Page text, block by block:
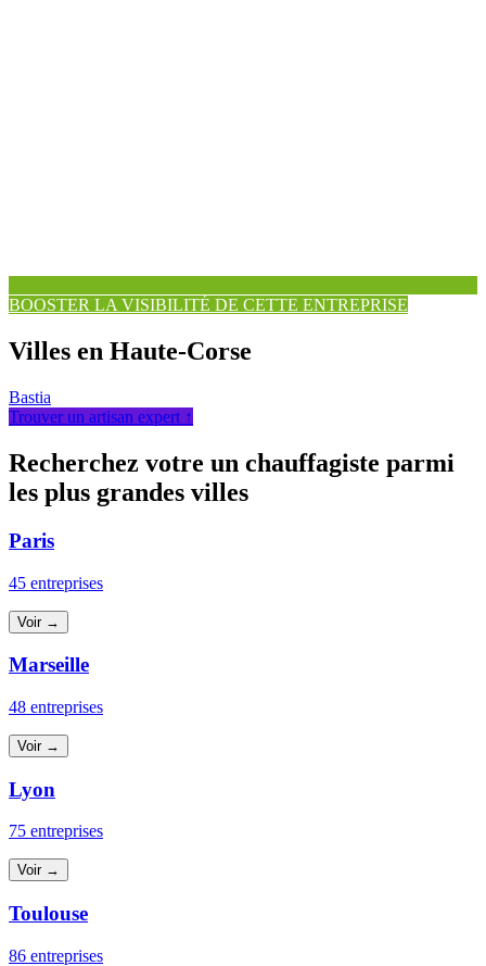
BOOSTER LA VISIBILITÉ DE CETTE ENTREPRISE
Villes en Haute-Corse
Bastia
Trouver un artisan expert ↑
Recherchez votre un chauffagiste parmi
les plus grandes villes
Paris
45 entreprises
Voir →
Marseille
48 entreprises
Voir →
Lyon
75 entreprises
Voir →
Toulouse
86 entreprises